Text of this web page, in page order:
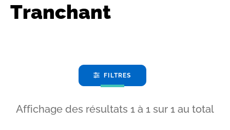
Tranchant
FILTRES
Affichage des résultats 1 à 1 sur 1 au total